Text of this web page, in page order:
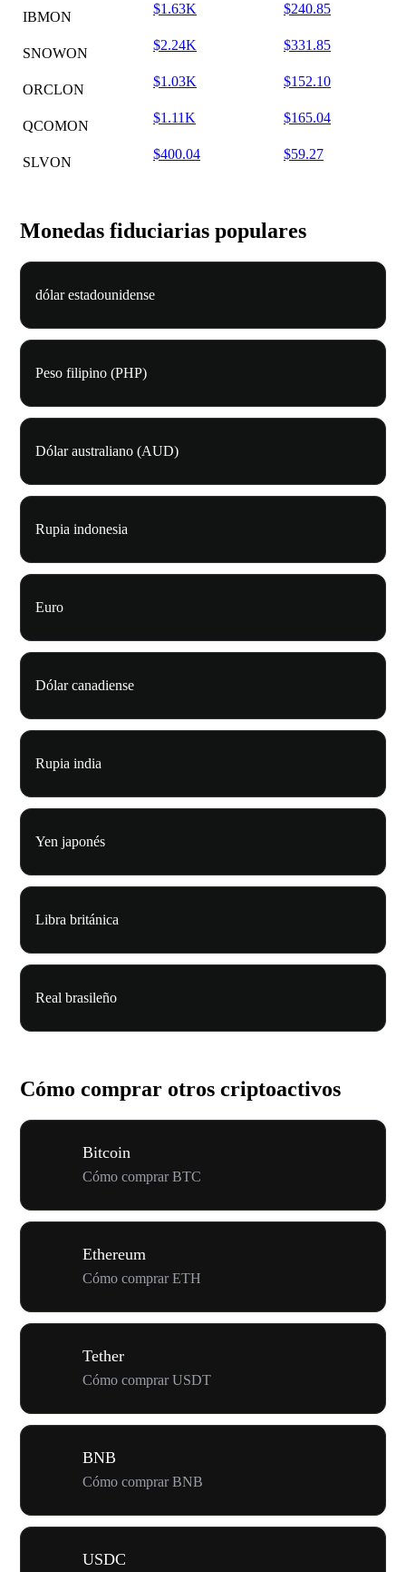
IBMON
$1.63K $240.85
SNOWON
$2.24K $331.85
ORCLON
$1.03K $152.10
QCOMON
$1.11K $165.04
SLVON
$400.04 $59.27
Monedas fiduciarias populares
dólar estadounidense
Peso filipino (PHP)
Dólar australiano (AUD)
Rupia indonesia
Euro
Dólar canadiense
Rupia india
Yen japonés
Libra británica
Real brasileño
Cómo comprar otros criptoactivos
Bitcoin
Cómo comprar BTC
Ethereum
Cómo comprar ETH
Tether
Cómo comprar USDT
BNB
Cómo comprar BNB
USDC